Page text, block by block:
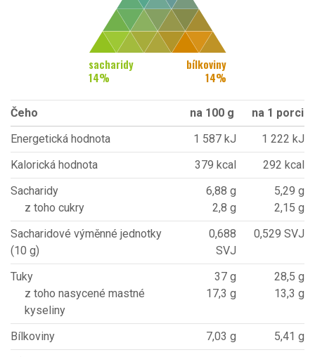
sacharidy
14%
bílkoviny
14%
Čeho na 100 g
na 1 porci
Energetická hodnota
1 587 kJ
1 222 kJ
Kalorická hodnota
379 kcal
292 kcal
Sacharidy
z toho cukry
6,88 g
2,8 g
5,29 g
2,15 g
Sacharidové výměnné jednotky
(10 g)
0,688
SVJ
0,529 SVJ
Tuky
z toho nasycené mastné
kyseliny
37 g
17,3 g
28,5 g
13,3 g
Bílkoviny 7,03 g
5,41 g